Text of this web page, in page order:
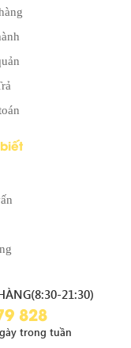
21:30)
828
trong tuần